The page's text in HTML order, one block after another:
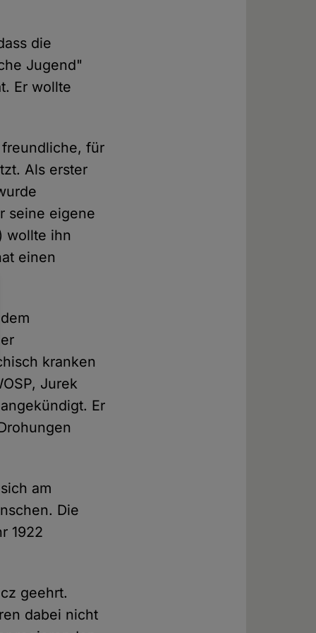
die
Jugend"
Er wollte
freundliche, für
Als erster
seine eigene
wollte ihn
einen
kranken
Jurek
Er
am
Die
1922
geehrt.
dabei nicht